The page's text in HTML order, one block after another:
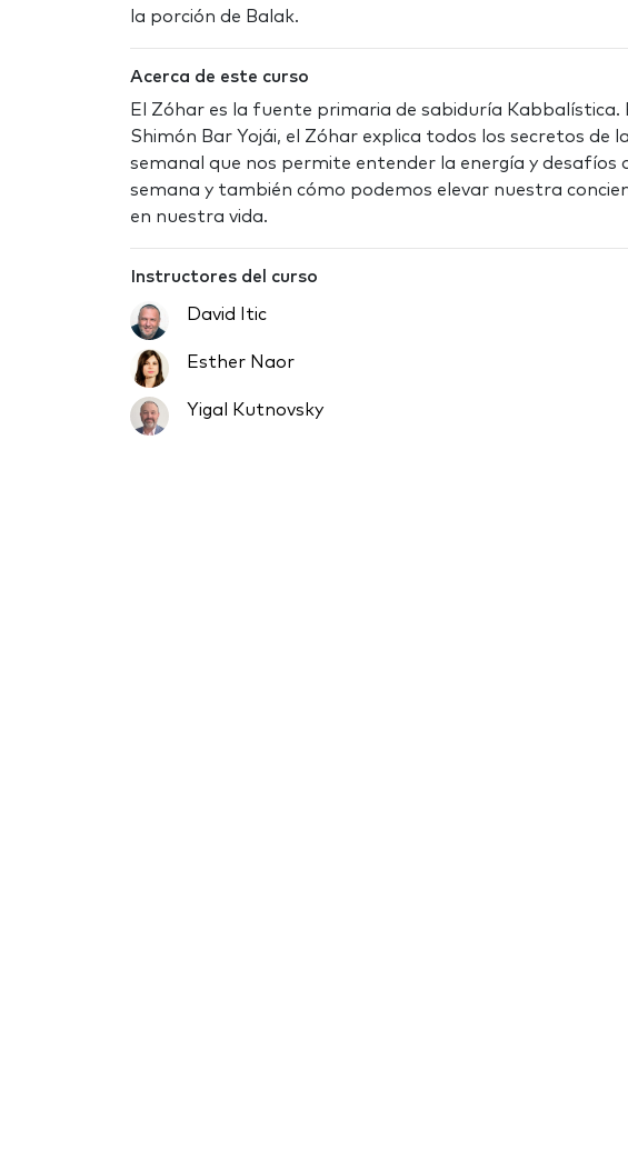
la porción de Balak.
Acerca de este curso
El Zóhar es la fuente primaria de sabiduría Kabbalística.
Shimón Bar Yojái, el Zóhar explica todos los secretos de
semanal que nos permite entender la energía y
semana y también cómo podemos elevar nuestra
en nuestra vida.
Instructores del curso
David Itic
Esther Naor
Yigal Kutnovsky